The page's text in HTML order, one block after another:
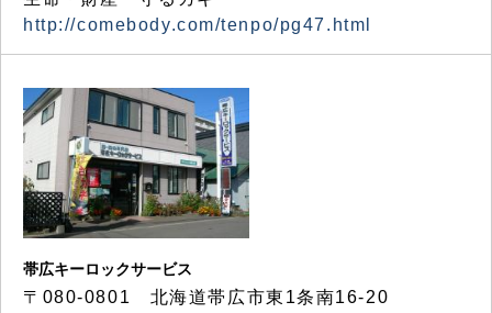
http://comebody.com/tenpo/pg47.html
帯広キーロックサービス
〒080-0801 北海道帯広市東1条南16-20